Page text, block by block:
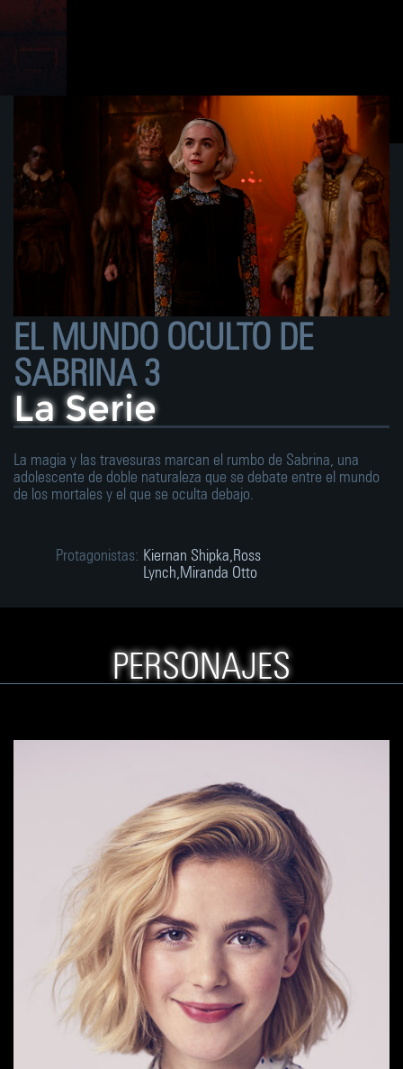
EL MUNDO OCULTO DE
SABRINA 3
La Serie
La magia y las travesuras marcan el rumbo de Sabrina, una
adolescente de doble naturaleza que se debate entre el mundo
de los mortales y el que se oculta debajo.
Protagonistas: Kiernan Shipka,Ross
Lynch,Miranda Otto
PERSONAJES